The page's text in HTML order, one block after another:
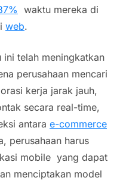
waktu mereka di
web.
telah meningkatkan
perusahaan mencari
kerja jarak jauh,
secara real-time,
antara e-commerce
perusahaan harus
mobile yang dapat
menciptakan model